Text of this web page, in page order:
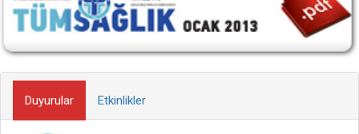
Duyurular Etkinlikler